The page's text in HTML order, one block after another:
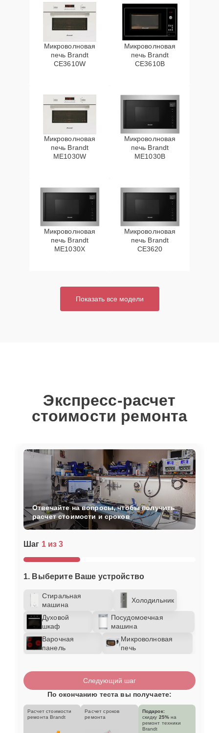
Микроволновая
печь Brandt
CE3610W
Микроволновая
печь Brandt
CE3610B
Микроволновая
печь Brandt
ME1030W
Микроволновая
печь Brandt
ME1030B
Микроволновая
печь Brandt
ME1030X
Микроволновая
печь Brandt
CE3620
Показать все модели
Экспресс-расчет
стоимости ремонта
Шаг 1 из 3
1. Выберите Ваше устройство
Стиральная
машина
Холодильник
Духовой
шкаф
Посудомоечная
машина
Варочная
панель
Микроволновая
печь
Отвечайте на вопросы, чтобы получить
расчет стоимости и сроков
Следующий шаг
По окончанию теста вы получаете:
Расчет стоимости
ремонта Brandt
Расчет сроков
ремонта
Подарок:
скидку 25% на
ремонт техники
Brandt